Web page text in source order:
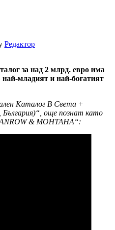
Редактор
за над 2 млрд. евро има
най-младият и най-богатият
Каталог В Света +
още познат като
ANROW & МОНТАНА“: